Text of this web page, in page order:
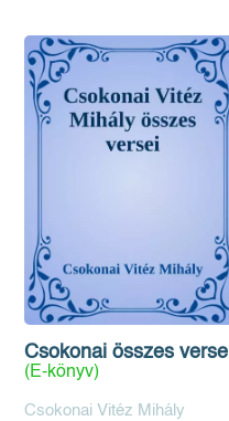
Csokonai összes verse
(E-könyv)
Csokonai Vitéz Mihály